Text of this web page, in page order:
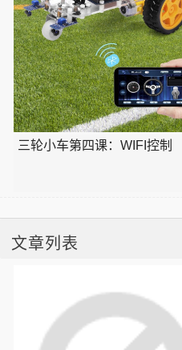
三轮小车第四课：WIFI控制
文章列表